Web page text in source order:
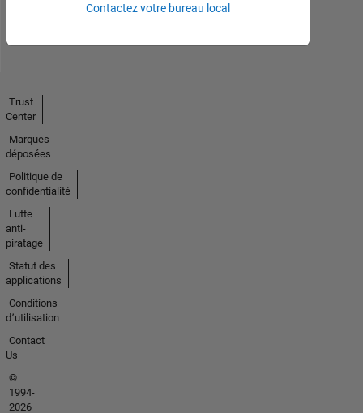
Contactez votre bureau local
Trust
Center
Marques
déposées
Politique de
confidentialité
Lutte
anti-
piratage
Statut des
applications
Conditions
d՚utilisation
Contact
Us
©
1994-
2026